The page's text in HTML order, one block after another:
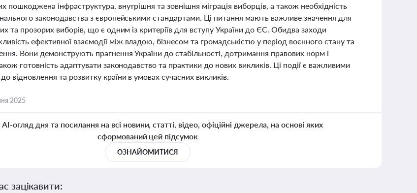
пошкоджена інфраструктура, внутрішня та зовнішня міграція виборців, а також необхідність
законодавства з європейськими стандартами. Ці питання мають важливе значення для
та прозорих виборів, що є одним із критеріїв для вступу України до ЄС. Обидва заходи
ефективної взаємодії між владою, бізнесом та громадськістю у період воєнного стану та
Вони демонструють прагнення України до стабільності, дотримання правових норм і
готовність адаптувати законодавство та практики до нових викликів. Ці події є важливими
відновлення та розвитку країни в умовах сучасних викликів.
2025
огляд дня та посилання на всі новини, статті, відео, офіційні джерела, на основі яких
сформований цей підсумок
ОЗНАЙОМИТИСЯ
зацікавити: